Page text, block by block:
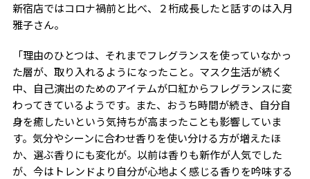
新宿店ではコロナ禍前と比べ、２桁成長したと話すのは入月
雅子さん。
「理由のひとつは、それまでフレグランスを使っていなかっ
た層が、取り入れるようになったこと。マスク生活が続く
中、自己演出のためのアイテムが口紅からフレグランスに変
わってきているようです。また、おうち時間が続き、自分自
身を癒したいという気持ちが高まったことも影響していま
す。気分やシーンに合わせ香りを使い分ける方が増えたほ
か、選ぶ香りにも変化が。以前は香りも新作が人気でした
が、今はトレンドより自分が心地よく感じる香りを吟味する